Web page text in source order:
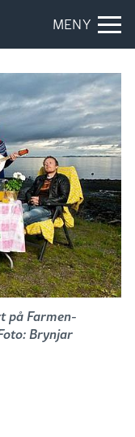
MENY
på Farmen-
Brynjar